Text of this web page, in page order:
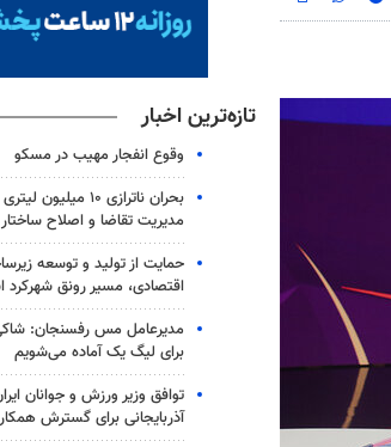
تازه‌ترین اخبار
وقوع انفجار مهیب در مسکو
بحران ناترازی ۱۰
مدیریت تقاضا و اصلاح ساختار
حمایت از تولید و توسعه
اقتصادی، مسیر رونق
مدیرعامل مس رفسنجان:
برای لیگ یک آماده می‌شویم
توافق وزیر ورزش و جوانان
آذربایجانی برای گسترش